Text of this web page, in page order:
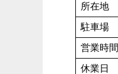
所在地
駐車場
営業時間
休業日